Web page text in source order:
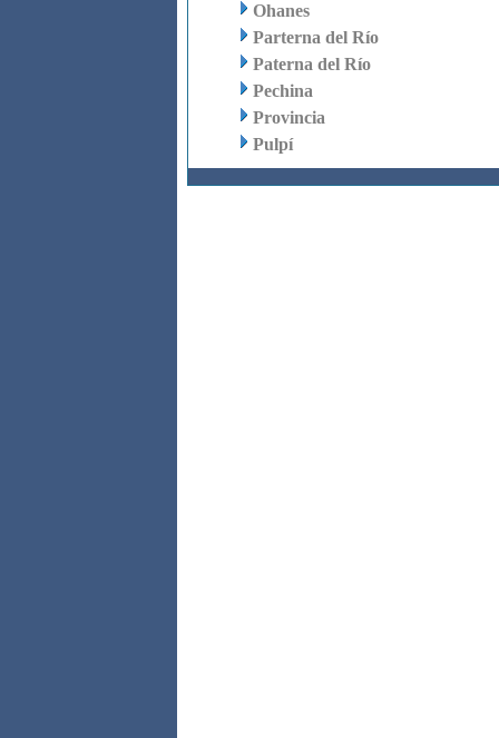
Ohanes
Parterna del Río
Paterna del Río
Pechina
Provincia
Pulpí